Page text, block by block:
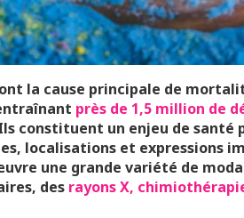
la cause principale de
près de 1,5 million de
constituent un enjeu de santé
localisations et expressions
une grande variété de
des rayons X,